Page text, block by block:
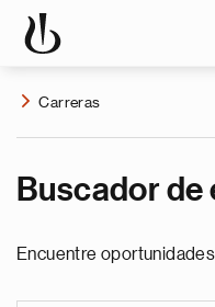
Carreras
Buscador de
Encuentre